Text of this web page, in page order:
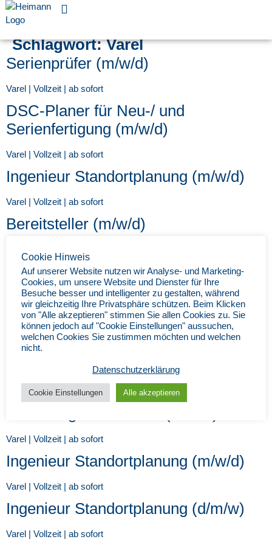
Schlagwort:Varel
Serienprüfer (m/w/d)
Varel | Vollzeit | ab sofort
DSC-Planer für Neu-/ und
Serienfertigung (m/w/d)
Varel | Vollzeit | ab sofort
Ingenieur Standortplanung (m/w/d)
Varel | Vollzeit | ab sofort
Bereitsteller (m/w/d)
Lackierer (m/w/d)
Varel | Vollzeit | ab sofort
Serienprüfer (m/w/d)
Varel | Vollzeit | ab sofort
Baugruppenmechaniker (m/w/d)
Varel | Vollzeit | ab sofort
Varel | Vollzeit | ab sofort
Ingenieur Standortplanung (m/w/d)
Varel | Vollzeit | ab sofort
Ingenieur Standortplanung (d/m/w)
Varel | Vollzeit | ab sofort
Cookie Hinweis
Auf unserer Website nutzen wir Analyse- und Marketing-
Cookies, um unsere Website und Dienster für Ihre
Besuche besser und intelligenter zu gestalten, während
wir gleichzeitig Ihre Privatsphäre schützen. Beim Klicken
von "Alle akzeptieren" stimmen Sie allen Cookies zu. Sie
können jedoch auf "Cookie Einstellungen" aussuchen,
welchen Cookies Sie zustimmen möchten und welchen
nicht.
Datenschutzerklärung
Cookie Einstellungen Alle akzeptieren